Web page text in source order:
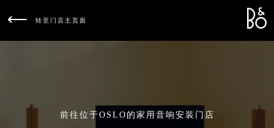
转至门店主页面
前往位于OSLO的家用音响安装门店